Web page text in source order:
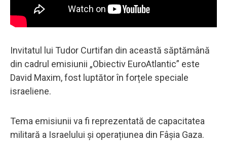
Invitatul lui Tudor Curtifan din această săptămână
din cadrul emisiunii „Obiectiv EuroAtlantic” este
David Maxim, fost luptător în forțele speciale
israeliene.
Tema emisiunii va fi reprezentată de capacitatea
militară a Israelului și operațiunea din Fâșia Gaza.